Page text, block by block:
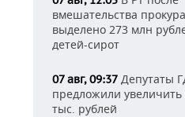
вмешательства
выделено 273 млн
детей-сирот
07 авг, 09:37 Депутаты
предложили
тыс. рублей